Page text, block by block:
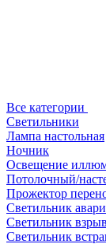
Все категории
Светильники
Лампа настольная
Ночник
Освещение
Потолочный/
Прожектор
Светильник
Светильник
Светильник